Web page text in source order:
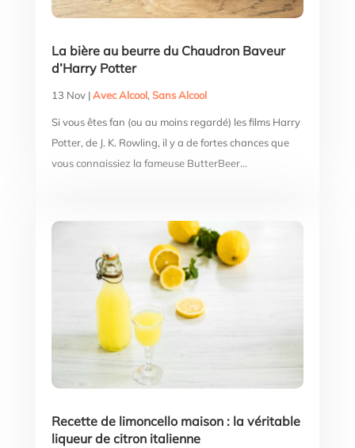
La bière au beurre du Chaudron Baveur
d’Harry Potter
13 Nov|Avec Alcool, Sans Alcool
Si vous êtes fan (ou au moins regardé) les films Harry
Potter, de J. K. Rowling, il y a de fortes chances que
vous connaissiez la fameuse ButterBeer...
Recette de limoncello maison : la véritable
liqueur de citron italienne